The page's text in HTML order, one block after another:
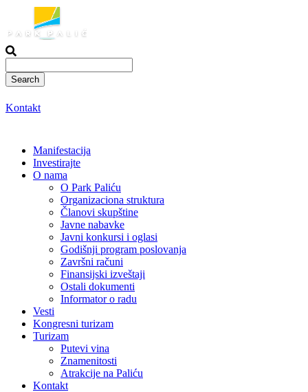
sadržaj
Kontakt
Manifestacija
Investirajte
O nama
O Park Paliću
Organizaciona struktura
Članovi skupštine
Javne nabavke
Javni konkursi i oglasi
Godišnji program poslovanja
Završni računi
Finansijski izveštaji
Ostali dokumenti
Informator o radu
Vesti
Kongresni turizam
Turizam
Putevi vina
Znamenitosti
Atrakcije na Paliću
Kontakt